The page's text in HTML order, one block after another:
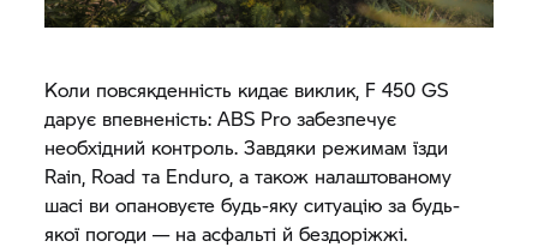
Коли повсякденність кидає виклик, F 450 GS
дарує впевненість: ABS Pro забезпечує
необхідний контроль. Завдяки режимам їзди
Rain, Road та Enduro, а також налаштованому
шасі ви опановуєте будь-яку ситуацію за будь-
якої погоди — на асфальті й бездоріжжі.